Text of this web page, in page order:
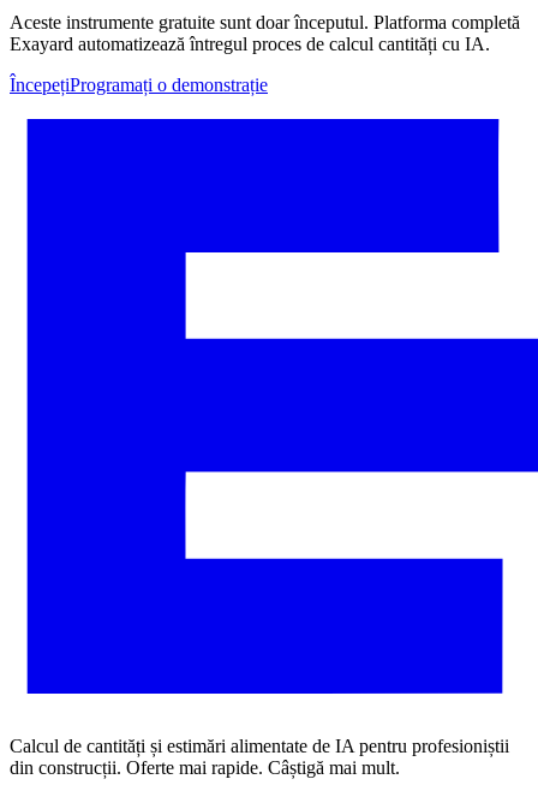
Aceste instrumente gratuite sunt doar începutul. Platforma completă
Exayard automatizează întregul proces de calcul cantități cu IA.
ÎncepețiProgramați o demonstrație
Calcul de cantități și estimări alimentate de IA pentru profesioniștii
din construcții. Oferte mai rapide. Câștigă mai mult.